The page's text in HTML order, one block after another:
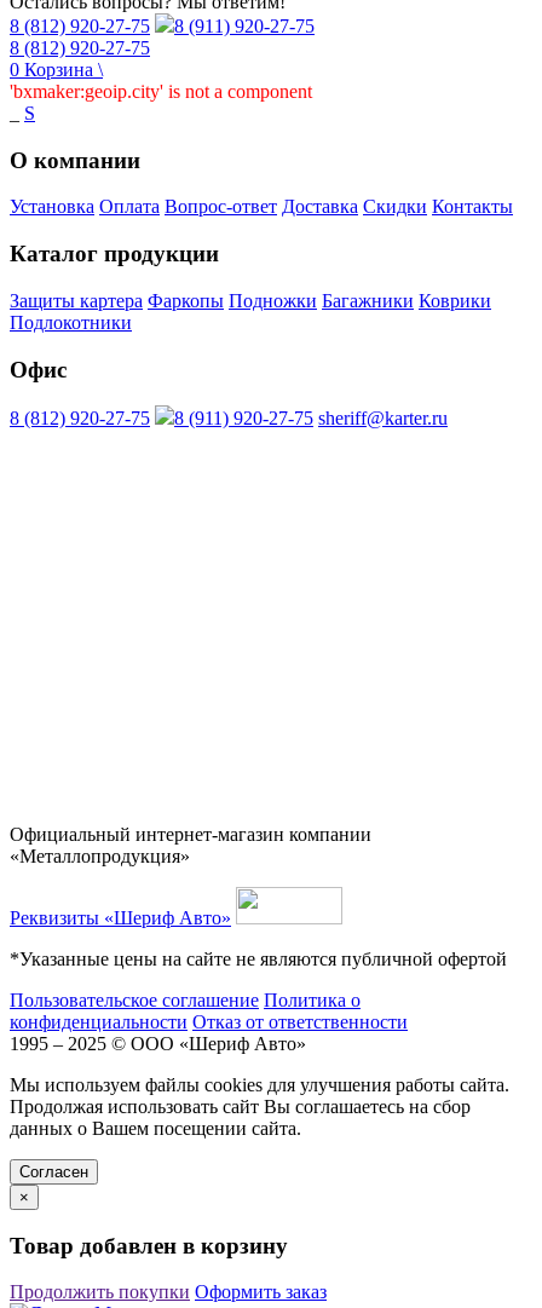
8 (812) 920-27-75
8 (911) 920-27-75
8 (812) 920-27-75
0 Корзина \
'bxmaker:geoip.city' is not a component
S
О компании
Установка Оплата Вопрос-ответ Доставка Скидки Контакты
Каталог продукции
Защиты картера Фаркопы Подножки Багажники Коврики
Подлокотники
Офис
8 (812) 920-27-75 8 (911) 920-27-75 sheriff@karter.ru
Официальный интернет-магазин компании
«Металлопродукция»
Реквизиты «Шериф Авто»
*Указанные цены на сайте не являются публичной офертой
Пользовательское соглашение Политика о
конфиденциальности Отказ от ответственности
1995 – 2025 © ООО «Шериф Авто»
Мы используем файлы cookies для улучшения работы сайта.
Продолжая использовать сайт Вы соглашаетесь на сбор
данных о Вашем посещении сайта.
Cогласен
×
Товар добавлен в корзину
Продолжить покупки Оформить заказ